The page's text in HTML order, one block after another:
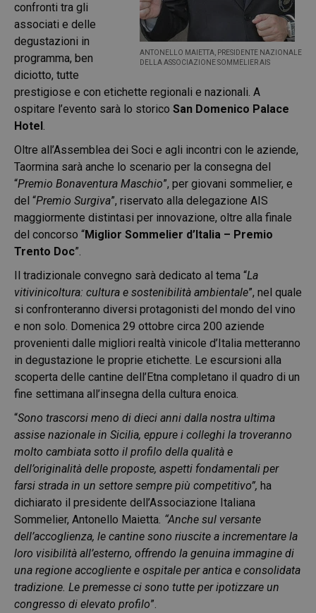
ANTONELLO MAIETTA, PRESIDENTE NAZIONALE
DELLA ASSOCIAZIONE SOMMELIER AIS
confronti tra gli
associati e delle
degustazioni in
programma, ben
diciotto, tutte
prestigiose e con etichette regionali e nazionali. A
ospitare l’evento sarà lo storico San Domenico Palace
Hotel.
Oltre all’Assemblea dei Soci e agli incontri con le aziende,
Taormina sarà anche lo scenario per la consegna del
“Premio Bonaventura Maschio”, per giovani sommelier, e
del “Premio Surgiva”, riservato alla delegazione AIS
maggiormente distintasi per innovazione, oltre alla finale
del concorso “Miglior Sommelier d’Italia – Premio
Trento Doc”.
Il tradizionale convegno sarà dedicato al tema “La
vitivinicoltura: cultura e sostenibilità ambientale”, nel quale
si confronteranno diversi protagonisti del mondo del vino
e non solo. Domenica 29 ottobre circa 200 aziende
provenienti dalle migliori realtà vinicole d’Italia metteranno
in degustazione le proprie etichette. Le escursioni alla
scoperta delle cantine dell’Etna completano il quadro di un
fine settimana all’insegna della cultura enoica.
“Sono trascorsi meno di dieci anni dalla nostra ultima
assise nazionale in Sicilia, eppure i colleghi la troveranno
molto cambiata sotto il profilo della qualità e
dell’originalità delle proposte, aspetti fondamentali per
farsi strada in un settore sempre più competitivo”, ha
dichiarato il presidente dell’Associazione Italiana
Sommelier, Antonello Maietta. “Anche sul versante
dell’accoglienza, le cantine sono riuscite a incrementare la
loro visibilità all’esterno, offrendo la genuina immagine di
una regione accogliente e ospitale per antica e consolidata
tradizione. Le premesse ci sono tutte per ipotizzare un
congresso di elevato profilo”.